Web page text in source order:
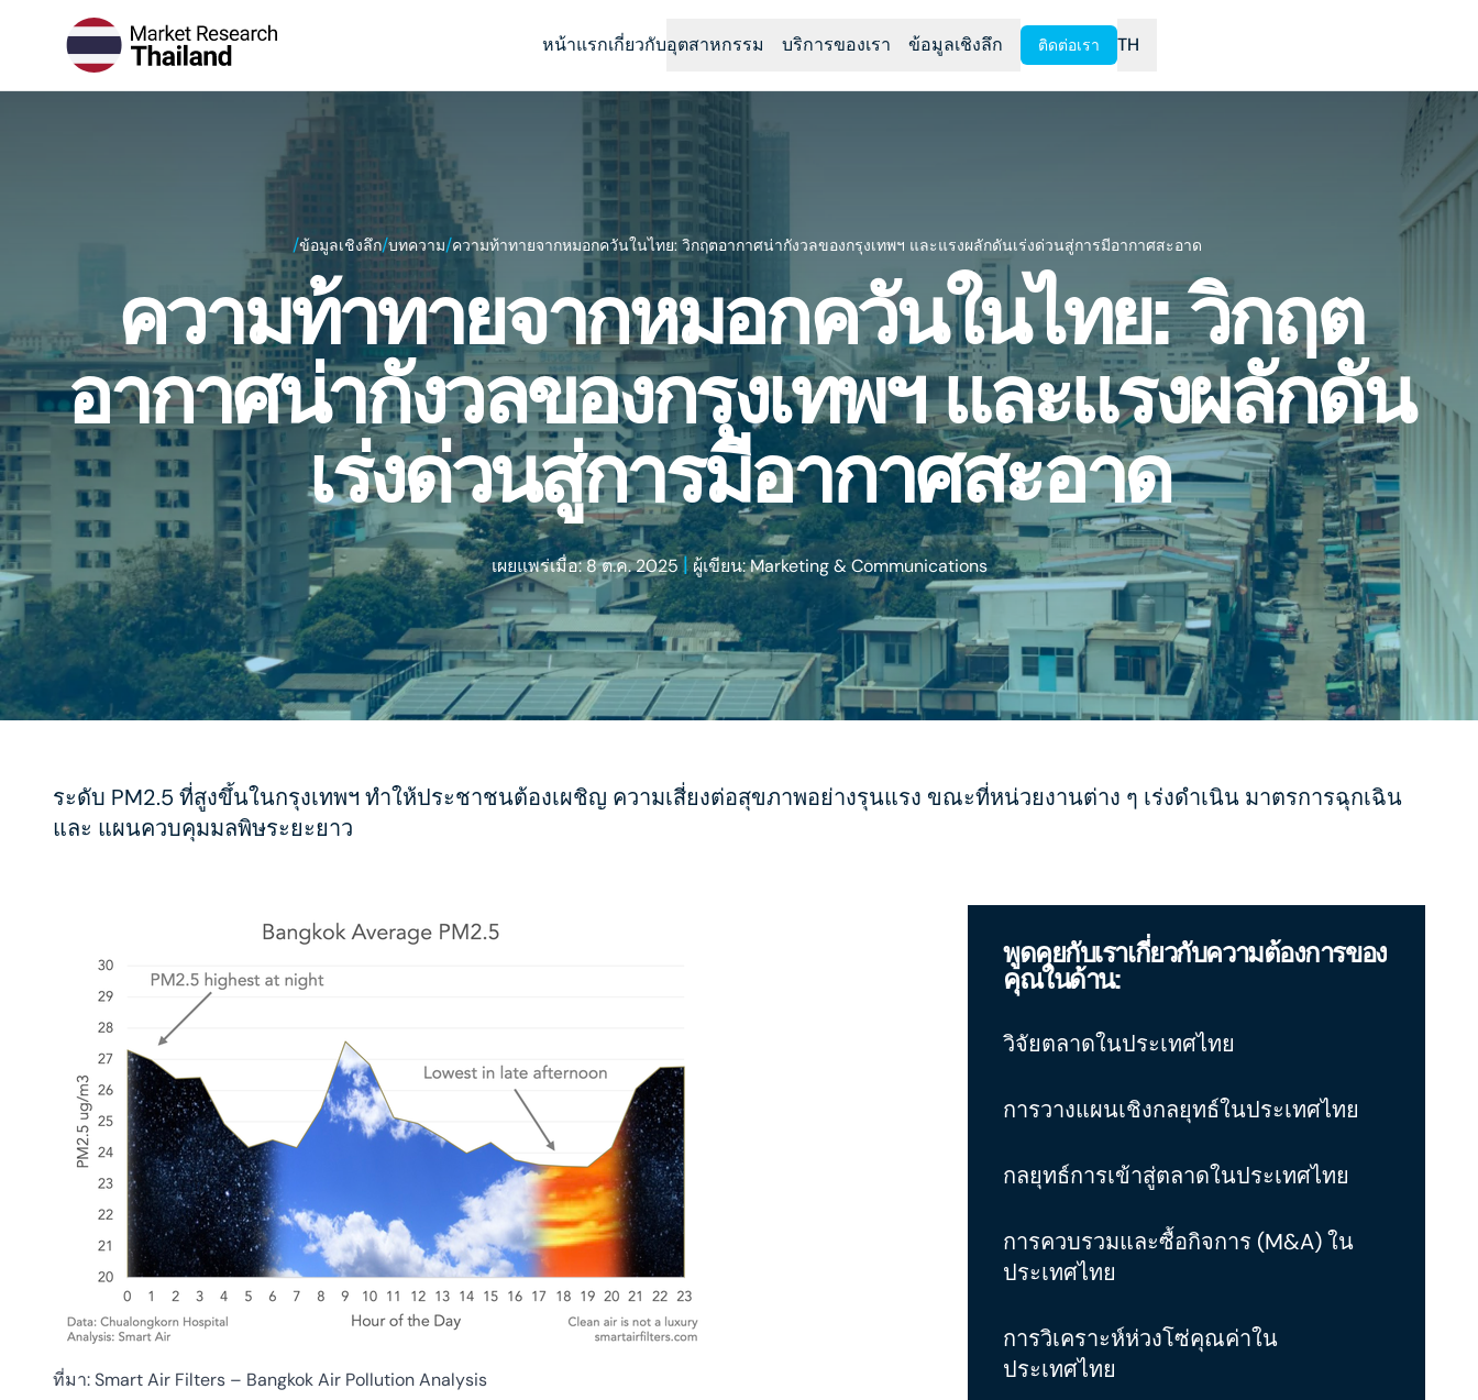
หน้าแรกเกี่ยวกับอุตสาหกรรม บริการของเรา ข้อมูลเชิงลึก ติดต่อเรา TH
/ข้อมูลเชิงลึก/บทความ/ความท้าทายจากหมอกควันในไทย: วิกฤตอากาศน่ากังวลของกรุงเทพฯ และแรงผลักดันเร่งด่วนสู่การมีอากาศสะอาด
ความท้าทายจากหมอกควันในไทย: วิกฤต
อากาศน่ากังวลของกรุงเทพฯ และแรงผลักดัน
เร่งด่วนสู่การมีอากาศสะอาด
เผยแพร่เมื่อ: 8 ต.ค. 2025|ผู้เขียน: Marketing & Communications
ระดับ PM2.5 ที่สูงขึ้นในกรุงเทพฯ ทำให้ประชาชนต้องเผชิญ ความเสี่ยงต่อสุขภาพอย่างรุนแรง ขณะที่หน่วยงานต่าง ๆ เร่งดำเนิน มาตรการฉุกเฉิน
และ แผนควบคุมมลพิษระยะยาว
ที่มา:Smart Air Filters – Bangkok Air Pollution Analysis
พูดคุยกับเราเกี่ยวกับความต้องการของ
คุณในด้าน:
วิจัยตลาดในประเทศไทย
การวางแผนเชิงกลยุทธ์ในประเทศไทย
กลยุทธ์การเข้าสู่ตลาดในประเทศไทย
การควบรวมและซื้อกิจการ (M&A) ใน
ประเทศไทย
การวิเคราะห์ห่วงโซ่คุณค่าใน
ประเทศไทย